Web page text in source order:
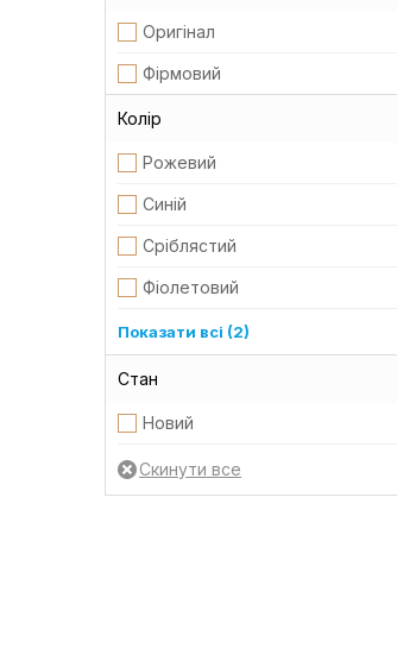
Оригінал
Фірмовий
Колір
Рожевий
Синій
Сріблястий
Фіолетовий
Червоний
Показати всі (2)
Стан
Новий